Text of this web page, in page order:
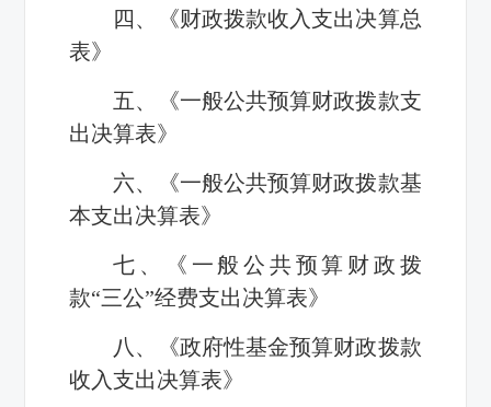
四、《财政拨款收入支出决算总
表》
五、《一般公共预算财政拨款支
出决算表》
六、《一般公共预算财政拨款基
本支出决算表》
七、《一般公共预算财政拨
款“三公”经费支出决算表》
八、《政府性基金预算财政拨款
收入支出决算表》